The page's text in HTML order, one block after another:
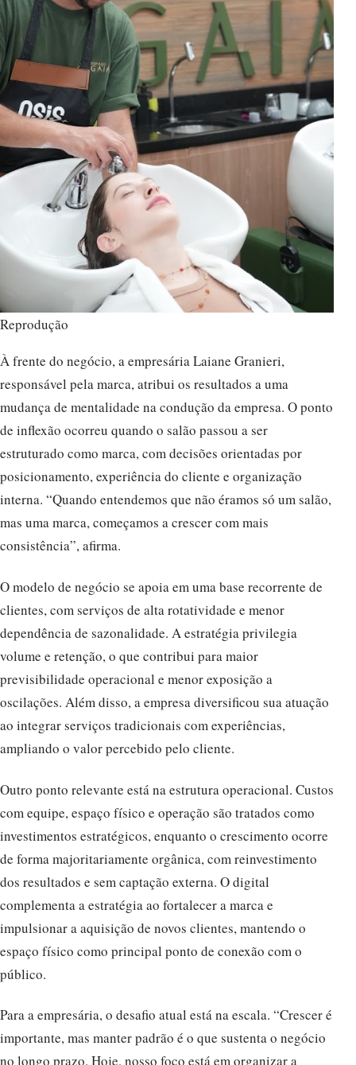
Reprodução
À frente do negócio, a empresária Laiane Granieri,
responsável pela marca, atribui os resultados a uma
mudança de mentalidade na condução da empresa. O ponto
de inflexão ocorreu quando o salão passou a ser
estruturado como marca, com decisões orientadas por
posicionamento, experiência do cliente e organização
interna. “Quando entendemos que não éramos só um salão,
mas uma marca, começamos a crescer com mais
consistência”, afirma.
O modelo de negócio se apoia em uma base recorrente de
clientes, com serviços de alta rotatividade e menor
dependência de sazonalidade. A estratégia privilegia
volume e retenção, o que contribui para maior
previsibilidade operacional e menor exposição a
oscilações. Além disso, a empresa diversificou sua atuação
ao integrar serviços tradicionais com experiências,
ampliando o valor percebido pelo cliente.
Outro ponto relevante está na estrutura operacional. Custos
com equipe, espaço físico e operação são tratados como
investimentos estratégicos, enquanto o crescimento ocorre
de forma majoritariamente orgânica, com reinvestimento
dos resultados e sem captação externa. O digital
complementa a estratégia ao fortalecer a marca e
impulsionar a aquisição de novos clientes, mantendo o
espaço físico como principal ponto de conexão com o
público.
Para a empresária, o desafio atual está na escala. “Crescer é
importante, mas manter padrão é o que sustenta o negócio
no longo prazo. Hoje, nosso foco está em organizar a